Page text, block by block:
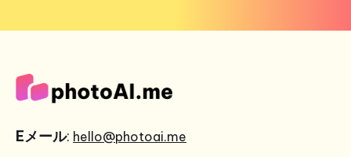
Eメール: hello@photoai.me